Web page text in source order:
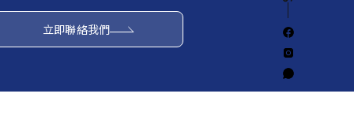
立即聯絡我們